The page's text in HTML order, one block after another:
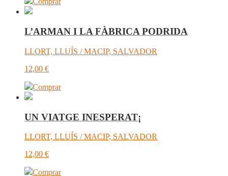
L’ARMAN I LA FÀBRICA PODRIDA
LLORT, LLUÍS / MACIP, SALVADOR
12,00 €
Comprar
UN VIATGE INESPERAT¡
LLORT, LLUÍS / MACIP, SALVADOR
12,00 €
Comprar